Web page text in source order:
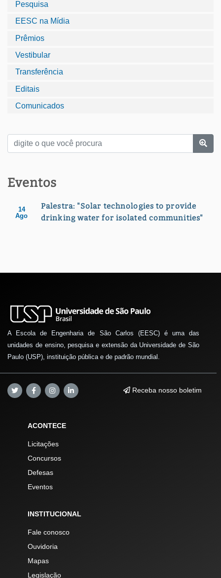
Pesquisa
EESC na Mídia
Prêmios
Vestibular
Transferência
Editais
Comunicados
Eventos
14
Ago
Palestra: "Solar technologies to provide
drinking water for isolated communities"
A Escola de Engenharia de São Carlos (EESC) é uma das
unidades de ensino, pesquisa e extensão da Universidade de São
Paulo (USP), instituição pública e de padrão mundial.
Receba nosso boletim
ACONTECE
Licitações
Concursos
Defesas
Eventos
INSTITUCIONAL
Fale conosco
Ouvidoria
Mapas
Legislação